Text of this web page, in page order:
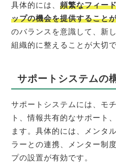
具体的には、頻繁なフィー
ップの機会を提供すること
のバランスを意識して、新
組織的に整えることが大切で
サポートシステムの
サポートシステムには、モ
ト、情報共有的なサポート
ます。具体的には、メンタ
ラーとの連携、メンター制
プの設置が有効です。